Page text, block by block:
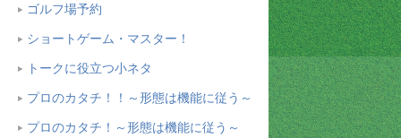
ゴルフ場予約
ショートゲーム・マスター！
トークに役立つ小ネタ
プロのカタチ！！～形態は機能に従う～
プロのカタチ！～形態は機能に従う～